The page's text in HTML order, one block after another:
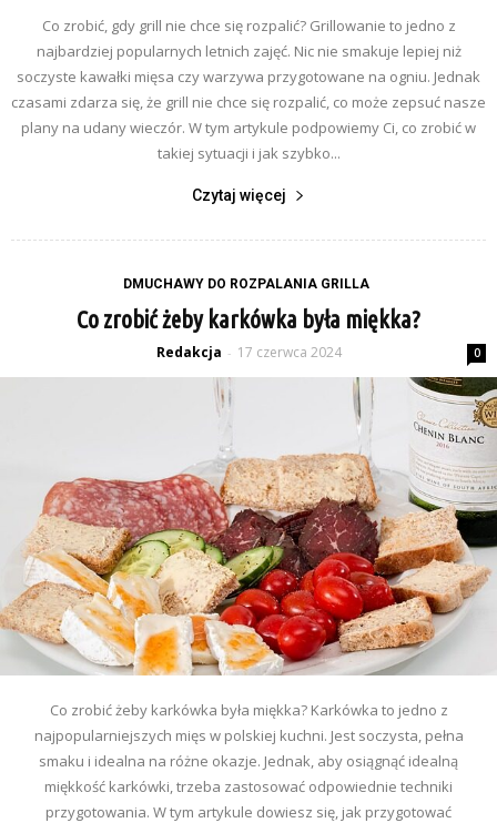
Co zrobić, gdy grill nie chce się rozpalić? Grillowanie to jedno z
najbardziej popularnych letnich zajęć. Nic nie smakuje lepiej niż
soczyste kawałki mięsa czy warzywa przygotowane na ogniu. Jednak
czasami zdarza się, że grill nie chce się rozpalić, co może zepsuć nasze
plany na udany wieczór. W tym artykule podpowiemy Ci, co zrobić w
takiej sytuacji i jak szybko...
Czytaj więcej
DMUCHAWY DO ROZPALANIA GRILLA
Co zrobić żeby karkówka była miękka?
Redakcja - 17 czerwca 2024 0
Co zrobić żeby karkówka była miękka? Karkówka to jedno z
najpopularniejszych mięs w polskiej kuchni. Jest soczysta, pełna
smaku i idealna na różne okazje. Jednak, aby osiągnąć idealną
miękkość karkówki, trzeba zastosować odpowiednie techniki
przygotowania. W tym artykule dowiesz się, jak przygotować